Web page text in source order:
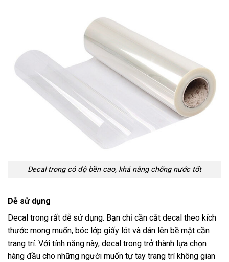
Decal trong có độ bền cao, khả năng chống nước tốt
Dễ sử dụng
Decal trong rất dễ sử dụng. Bạn chỉ cần cắt decal theo kích
thước mong muốn, bóc lớp giấy lót và dán lên bề mặt cần
trang trí. Với tính năng này, decal trong trở thành lựa chọn
hàng đầu cho những người muốn tự tay trang trí không gian